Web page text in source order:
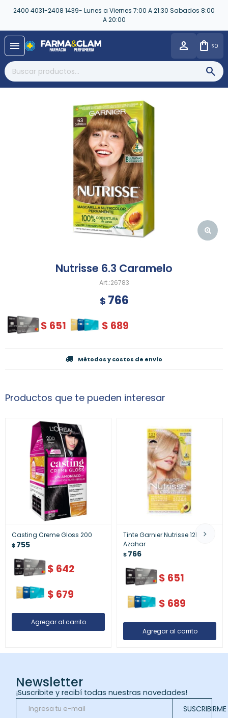
2400 4031-2408 1439- Lunes a Viernes 7:00 A 21:30 Sabados 8:00
A 20:00
menu $0
Nutrisse 6.3 Caramelo
26783
$ 766
$ 651 $ 689
Métodos y costos de envío
Productos que te pueden interesar
Casting Creme Gloss 200
$755
$ 642
$ 679
Tinte Garnier Nutrisse 121
Azahar
$766
$ 651
$ 689
Newsletter
¡Suscribite y recibí todas nuestras novedades!
SUSCRIBIRME